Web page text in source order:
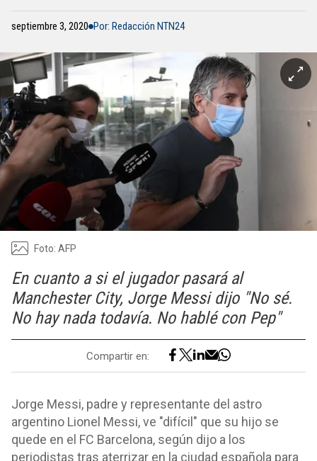
septiembre 3, 2020 Por: Redacción NTN24
Foto: AFP
En cuanto a si el jugador pasará al
Manchester City, Jorge Messi dijo "No sé.
No hay nada todavía. No hablé con Pep"
Compartir en:
Jorge Messi, padre y representante del astro
argentino Lionel Messi, ve "difícil" que su hijo se
quede en el FC Barcelona, según dijo a los
periodistas tras aterrizar en la ciudad española para